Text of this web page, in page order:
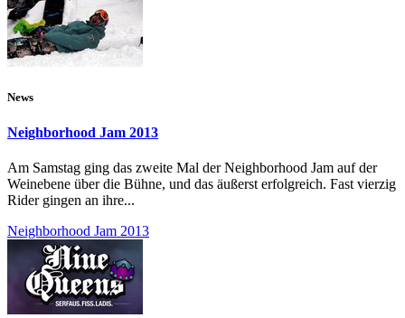
News
Neighborhood Jam 2013
Am Samstag ging das zweite Mal der Neighborhood Jam auf der
Weinebene über die Bühne, und das äußerst erfolgreich. Fast vierzig
Rider gingen an ihre...
Neighborhood Jam 2013